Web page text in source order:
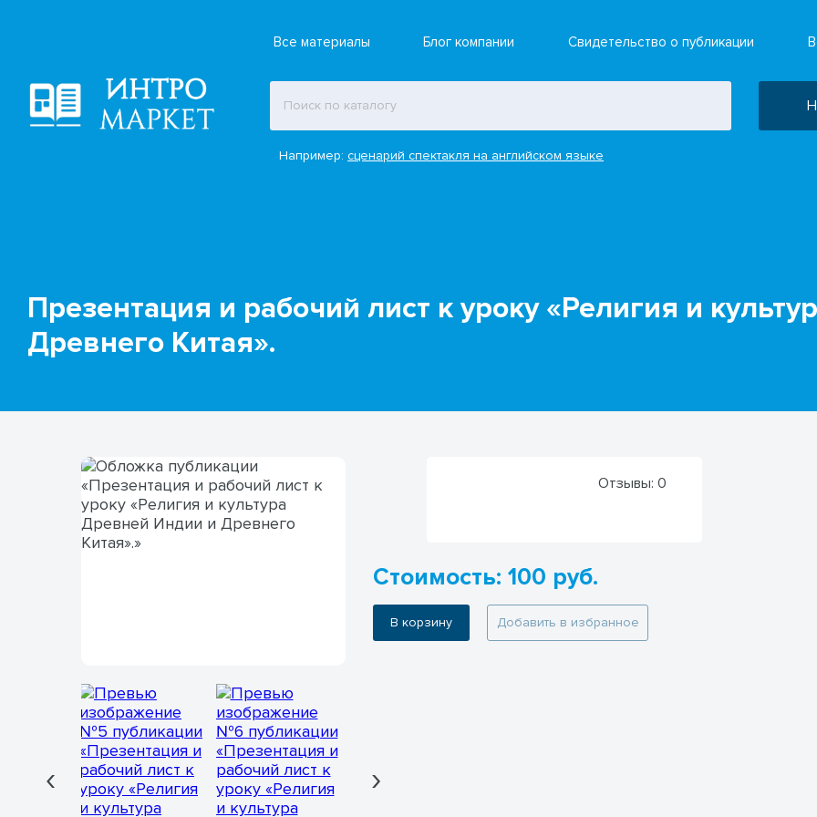
Все материалы Блог компании Свидетельство о публикации
Например:сценарий спектакля на английском языке
Презентация и рабочий лист к уроку «Религия и
Древнего Китая».
‹ ›
Отзывы: 0
Стоимость: 100 руб.
В корзину Добавить в избранное